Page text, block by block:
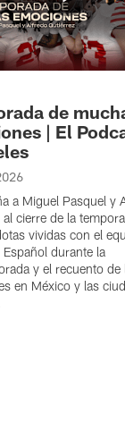
de
| El
a Miguel Pasquel y
al cierre de la
vividas con el
durante la
y el recuento de
en México y las